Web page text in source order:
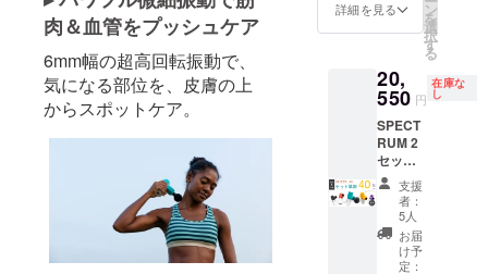
肉＆血管をプッシュケア
6mm幅の超高回転振動で、
気になる部位を、皮膚の上
からスポットケア。
プ 1個
ル 1個
※色は5
種類か
らお選
びいた
だけま
す ※金
額は、
税込・
送料込
の価格
です
ペーン
価格
11,475
SPECT
RUM 本
体 1個
付け替
えヘッ
ド 4種
USB-C
ケーブ
ル 1個
落下防
止用ハ
ンドス
詳細を見る ン
を
選
択
す
る
20,
550 円
在庫な
し
SPECT
RUM 2
セット
（定価
33,000
円） 割
引価格
19,800
支援
者：
5人
お届
け予
定：